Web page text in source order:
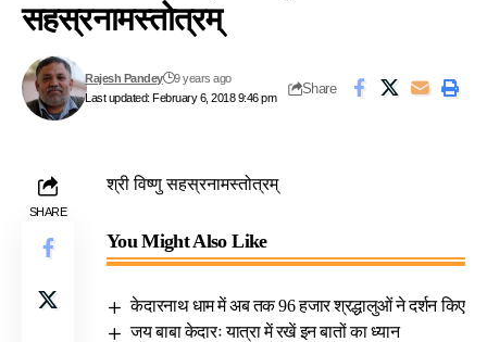
सहस्रनामस्तोत्रम्
Last updated: February 6, 2018 9:46 pm
Rajesh Pandey 9 years ago
Share
SHARE
श्री विष्णु सहस्रनामस्तोत्रम्
You Might Also Like
केदारनाथ धाम में अब तक 96 हजार श्रद्धालुओं ने दर्शन किए
जय बाबा केदारः यात्रा में रखें इन बातों का ध्यान